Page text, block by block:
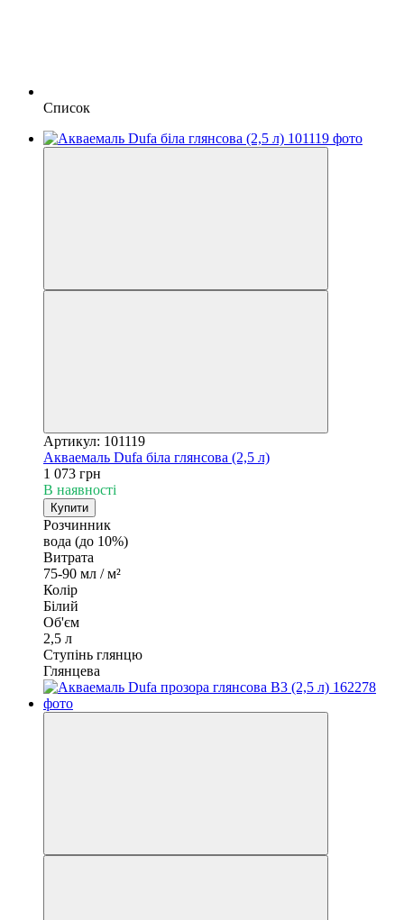
Список
Артикул: 101119
Акваемаль Dufa біла глянсова (2,5 л)
1 073 грн
В наявності
Купити
Розчинник
вода (до 10%)
Витрата
75-90 мл / м²
Колір
Білий
Об'єм
2,5 л
Ступінь глянцю
Глянцева